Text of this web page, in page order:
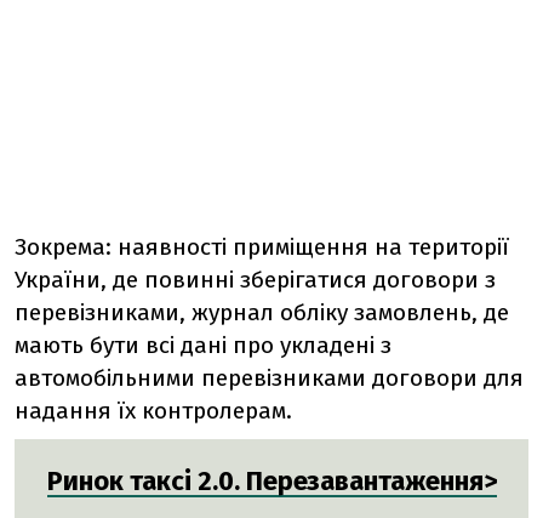
Зокрема: наявності приміщення на території
України, де повинні зберігатися договори з
перевізниками, журнал обліку замовлень, де
мають бути всі дані про укладені з
автомобільними перевізниками договори для
надання їх контролерам.
Ринок таксі 2.0. Перезавантаження>